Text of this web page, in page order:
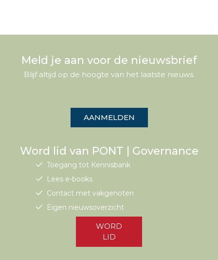
Meld je aan voor de nieuwsbrief
Blijf altijd op de hoogte van het laatste nieuws.
AANMELDEN
Word lid van PONT | Governance
Toegang tot Kennisbank
Lees e-books
Contact met vakgenoten
Eigen nieuwsoverzicht
WORD
LID